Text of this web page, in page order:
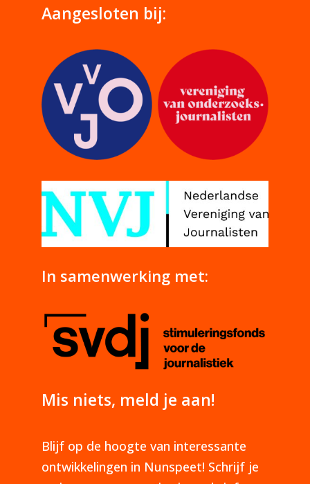
Aangesloten bij:
In samenwerking met:
Mis niets, meld je aan!
Blijf op de hoogte van interessante
ontwikkelingen in Nunspeet! Schrijf je